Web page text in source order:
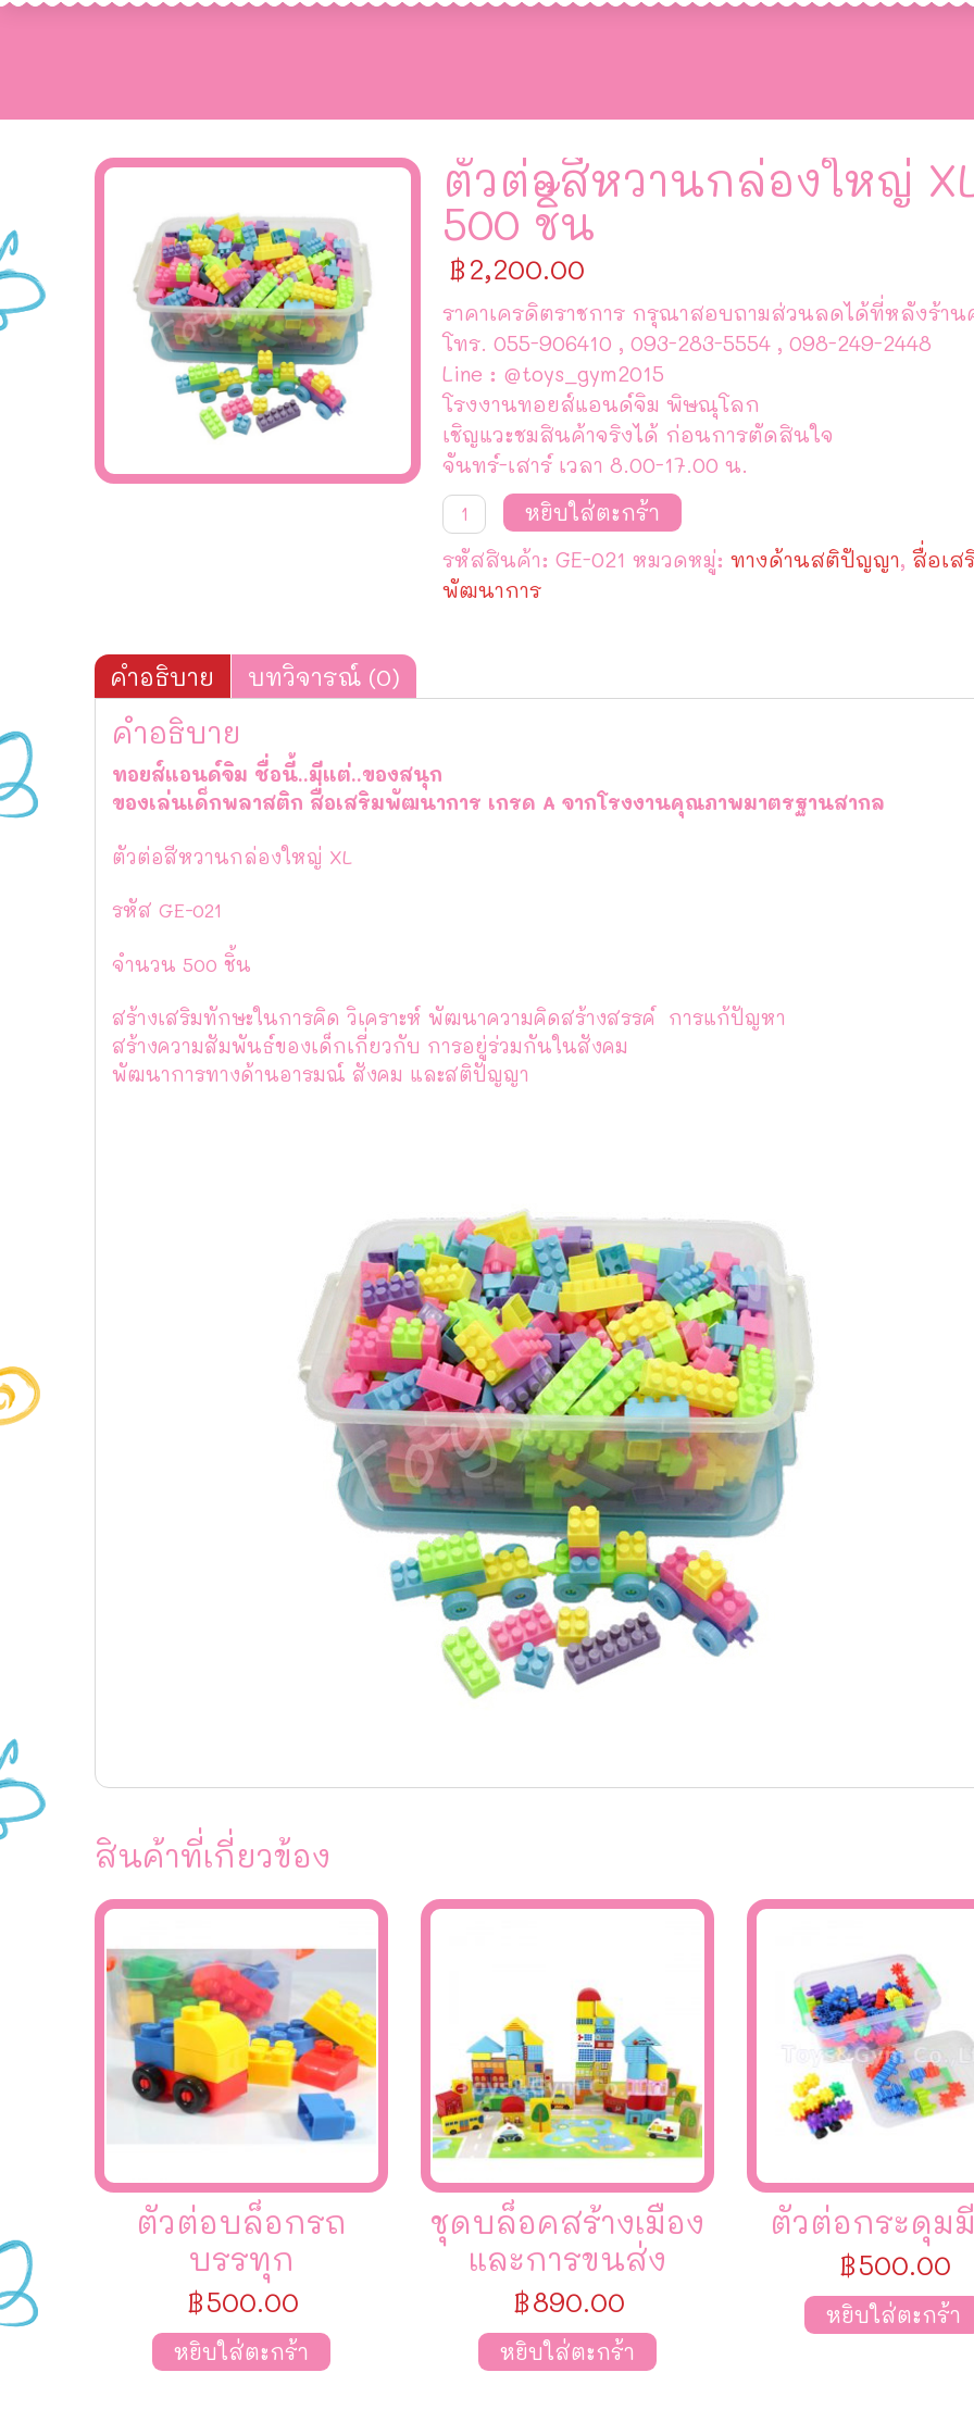
ตัวต่อสีหวานกล่องใหญ่
500 ชิ้น
฿2,200.00
ราคาเครดิตราชการ กรุณาสอบถามส่วนลดได้ที่หลังร้าน
โทร. 055-906410 , 093-283-5554 , 098-249-2448
Line : @toys_gym2015
โรงงานทอยส์แอนด์จิม พิษณุโลก
เชิญแวะชมสินค้าจริงได้ ก่อนการตัดสินใจ
จันทร์-เสาร์ เวลา 8.00-17.00 น.
จำนวน
ตัว
ต่อ
สีห
วาน
กล่อง
หยิบใส่ตะกร้า
รหัสสินค้า: GE-021 หมวดหมู่: ทางด้านสติปัญญา, สื่อเส
พัฒนาการ
คำอธิบาย บทวิจารณ์ (0)
คำอธิบาย
ทอยส์แอนด์จิม ชื่อนี้..มีแต่..ของสนุก
ของเล่นเด็กพลาสติก สื่อเสริมพัฒนาการ เกรด A จากโรงงานคุณภาพมาตรฐานสากล
ตัวต่อสีหวานกล่องใหญ่ XL
รหัส GE-021
จำนวน 500 ชิ้น
สร้างเสริมทักษะในการคิด วิเคราะห์ พัฒนาความคิดสร้างสรรค์ การแก้ปัญหา
สร้างความสัมพันธ์ของเด็กเกี่ยวกับ การอยู่ร่วมกันในสังคม
พัฒนาการทางด้านอารมณ์ สังคม และสติปัญญา
สินค้าที่เกี่ยวข้อง
ตัวต่อบล็อกรถ
บรรทุก
฿500.00
หยิบใส่ตะกร้า
ชุดบล็อคสร้างเมือง
และการขนส่ง
฿890.00
หยิบใส่ตะกร้า
ตัวต่อกระดุม
฿500.00
หยิบใส่ตะกร้า